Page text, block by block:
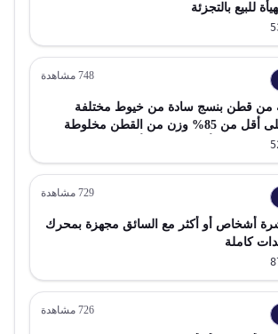
للبيع بالتجزئة
748 مشاهدة
من قطن بنسج سادة من خيوط مختلفة
الألوان تحتوي على أقل من 85% وزن من القطن مخلوطة
حصرية مع ألياف تركيبية أو اصطناعية لا يزن
أكثر من 200 جم
729 مشاهدة
أشخاص أو أكثر مع السائق مجهزة بمحرك
كاملة
726 مشاهدة